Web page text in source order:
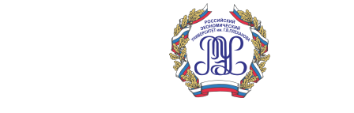
Перейти к основному содержанию